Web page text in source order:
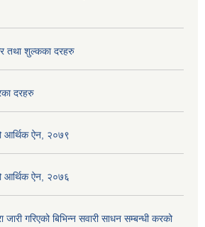
तथा शुल्कका दरहरु
दरहरु
आर्थिक ऐन, २०७९
आर्थिक ऐन, २०७६
जारी गरिएको बिभिन्न सवारी साधन सम्बन्धी करको